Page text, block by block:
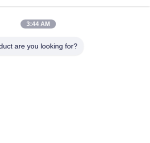
3:44 AM
are you looking for?